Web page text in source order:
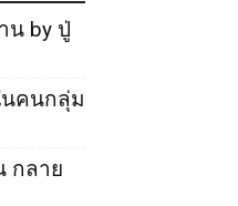
น by ปู่
นคนกลุ่ม
กลาย